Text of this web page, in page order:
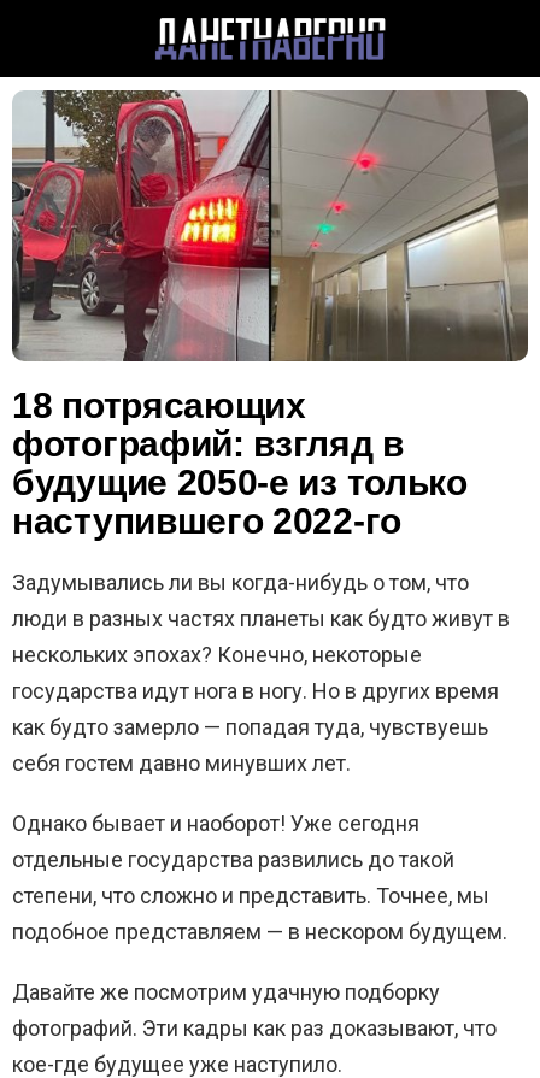
18 потрясающих
фотографий: взгляд в
будущие 2050-е из только
наступившего 2022-го
Задумывались ли вы когда-нибудь о том, что
люди в разных частях планеты как будто живут в
нескольких эпохах? Конечно, некоторые
государства идут нога в ногу. Но в других время
как будто замерло — попадая туда, чувствуешь
себя гостем давно минувших лет.
Однако бывает и наоборот! Уже сегодня
отдельные государства развились до такой
степени, что сложно и представить. Точнее, мы
подобное представляем — в нескором будущем.
Давайте же посмотрим удачную подборку
фотографий. Эти кадры как раз доказывают, что
кое-где будущее уже наступило.